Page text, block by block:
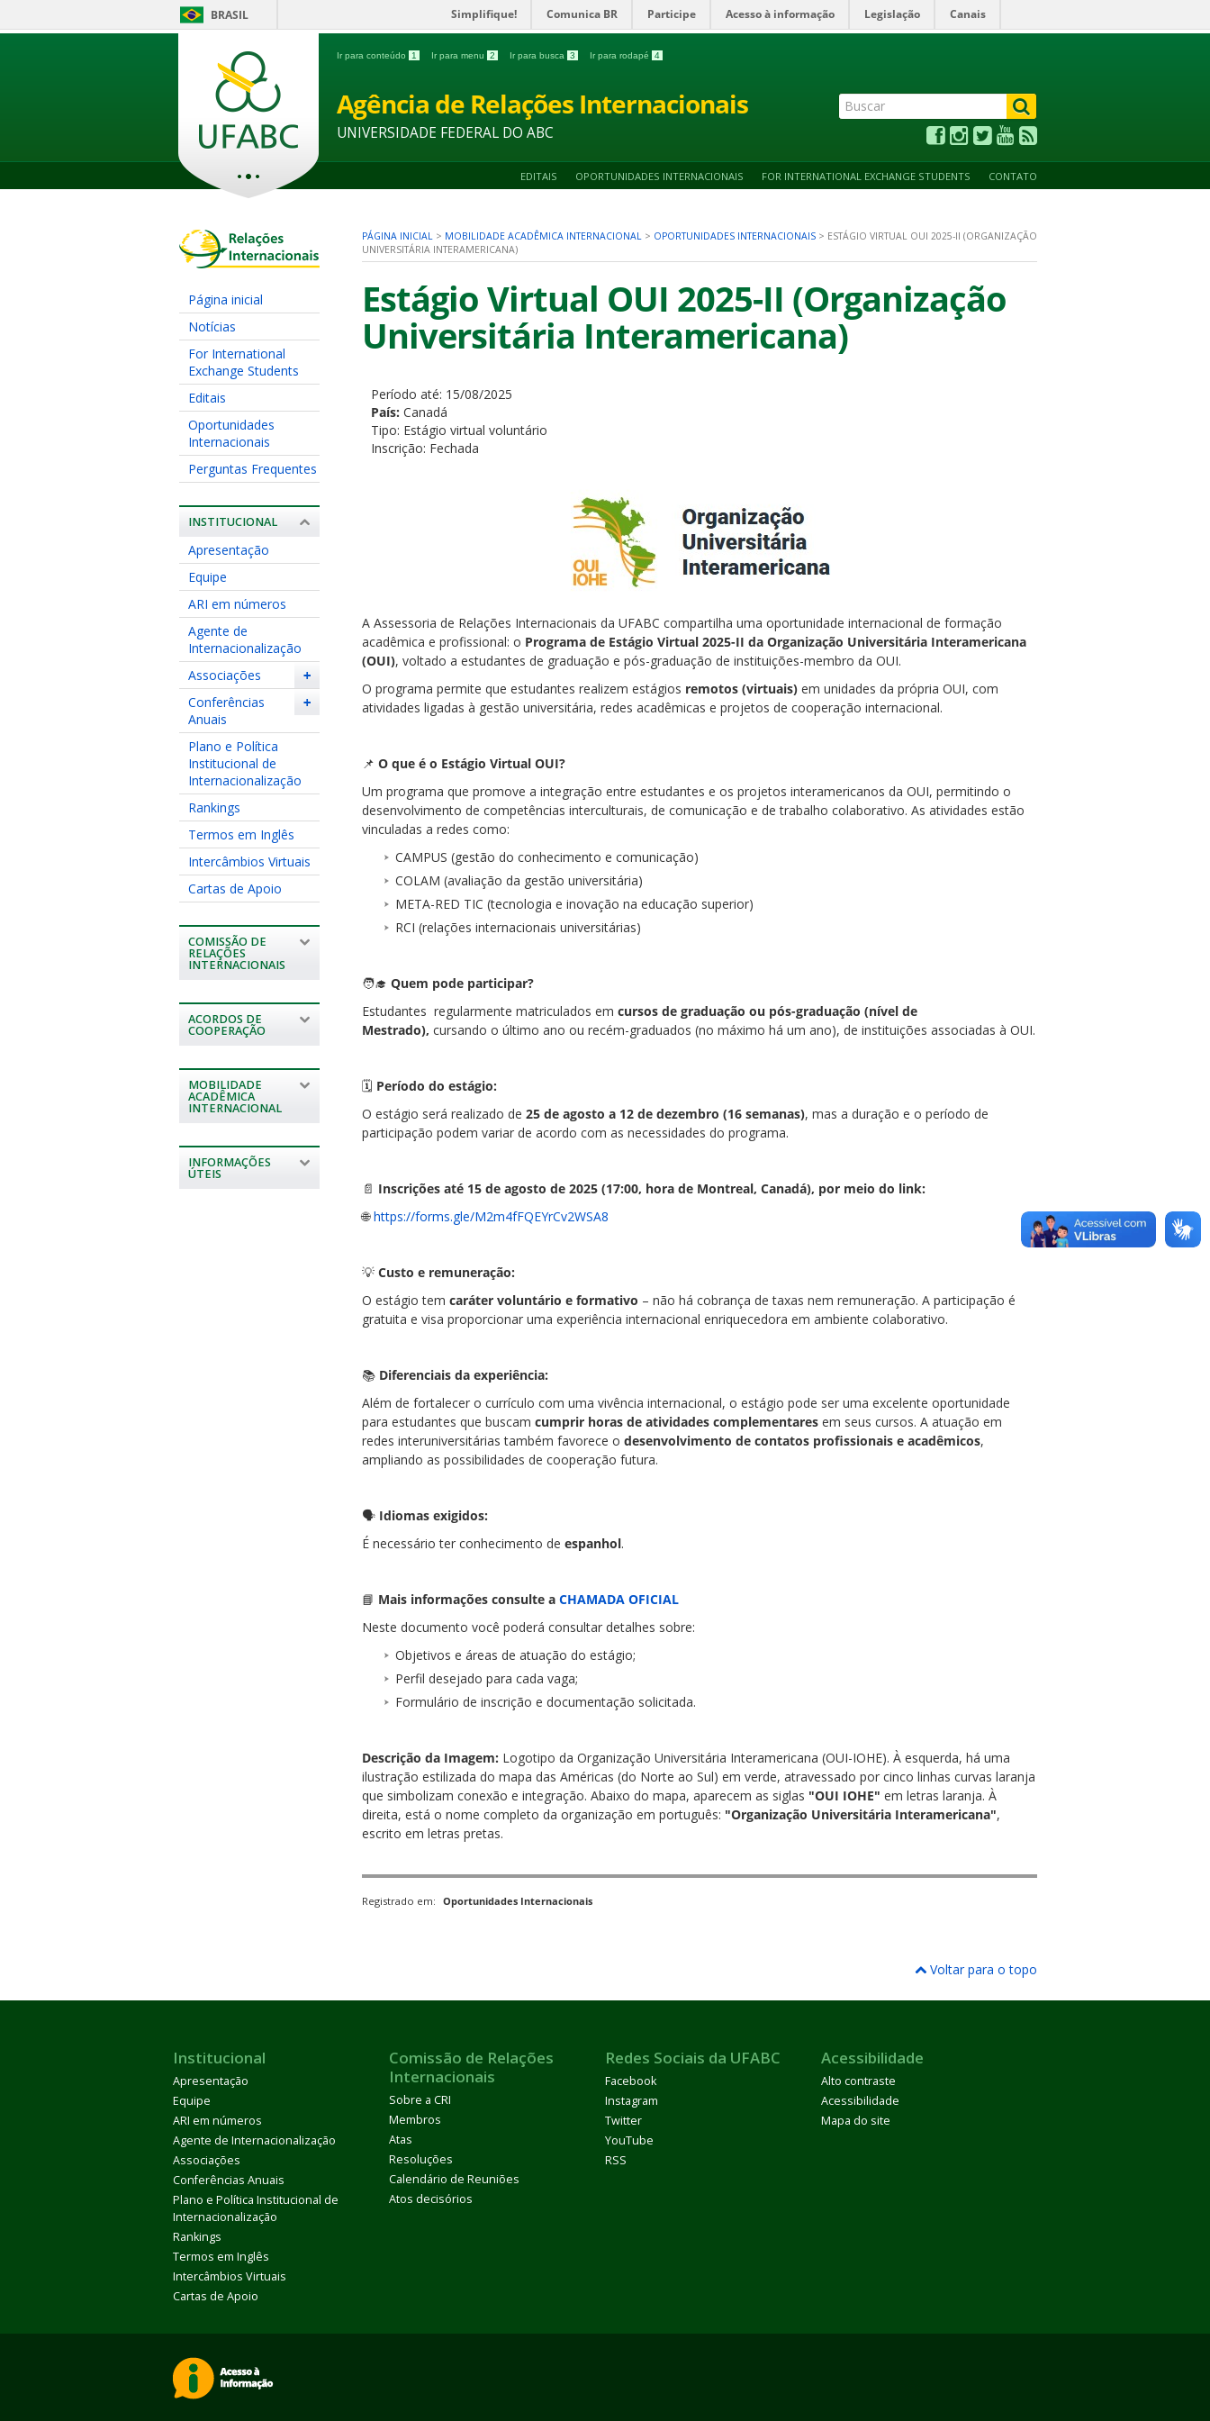
BRASIL Simplifique! Comunica BR Participe Acesso à informação Legislação Canais
Ir para conteúdo 1 Ir para menu 2 Ir para busca 3 Ir para rodapé 4
Agência de Relações Internacionais
UNIVERSIDADE FEDERAL DO ABC
EDITAIS OPORTUNIDADES INTERNACIONAIS FOR INTERNATIONAL EXCHANGE STUDENTS CONTATO
Página inicial
Notícias
For International
Exchange Students
Editais
Oportunidades
Internacionais
Perguntas Frequentes
INSTITUCIONAL
Apresentação
Equipe
ARI em números
Agente de
Internacionalização
+
Associações
+
Conferências
Anuais
Plano e Política
Institucional de
Internacionalização
Rankings
Termos em Inglês
Intercâmbios Virtuais
Cartas de Apoio
COMISSÃO DE
RELAÇÕES
INTERNACIONAIS
ACORDOS DE
COOPERAÇÃO
MOBILIDADE
ACADÊMICA
INTERNACIONAL
INFORMAÇÕES
ÚTEIS
PÁGINA INICIAL > MOBILIDADE ACADÊMICA INTERNACIONAL > OPORTUNIDADES INTERNACIONAIS > ESTÁGIO VIRTUAL OUI 2025-II (ORGANIZAÇÃO
UNIVERSITÁRIA INTERAMERICANA)
Estágio Virtual OUI 2025-II (Organização
Universitária Interamericana)
Período até: 15/08/2025
País: Canadá
Tipo: Estágio virtual voluntário
Inscrição: Fechada
A Assessoria de Relações Internacionais da UFABC compartilha uma oportunidade internacional de formação
acadêmica e profissional: o Programa de Estágio Virtual 2025-II da Organização Universitária Interamericana
(OUI), voltado a estudantes de graduação e pós-graduação de instituições-membro da OUI.
O programa permite que estudantes realizem estágios remotos (virtuais) em unidades da própria OUI, com
atividades ligadas à gestão universitária, redes acadêmicas e projetos de cooperação internacional.
📌 O que é o Estágio Virtual OUI?
Um programa que promove a integração entre estudantes e os projetos interamericanos da OUI, permitindo o
desenvolvimento de competências interculturais, de comunicação e de trabalho colaborativo. As atividades estão
vinculadas a redes como:
CAMPUS (gestão do conhecimento e comunicação)
COLAM (avaliação da gestão universitária)
META-RED TIC (tecnologia e inovação na educação superior)
RCI (relações internacionais universitárias)
🧑‍🎓 Quem pode participar?
Estudantes regularmente matriculados em cursos de graduação ou pós-graduação (nível de
Mestrado), cursando o último ano ou recém-graduados (no máximo há um ano), de instituições associadas à OUI.
🗓 Período do estágio:
O estágio será realizado de 25 de agosto a 12 de dezembro (16 semanas), mas a duração e o período de
participação podem variar de acordo com as necessidades do programa.
📄 Inscrições até 15 de agosto de 2025 (17:00, hora de Montreal, Canadá), por meio do link:
🌐https://forms.gle/M2m4fFQEYrCv2WSA8
💡 Custo e remuneração:
O estágio tem caráter voluntário e formativo – não há cobrança de taxas nem remuneração. A participação é
gratuita e visa proporcionar uma experiência internacional enriquecedora em ambiente colaborativo.
📚 Diferenciais da experiência:
Além de fortalecer o currículo com uma vivência internacional, o estágio pode ser uma excelente oportunidade
para estudantes que buscam cumprir horas de atividades complementares em seus cursos. A atuação em
redes interuniversitárias também favorece o desenvolvimento de contatos profissionais e acadêmicos,
ampliando as possibilidades de cooperação futura.
🗣 Idiomas exigidos:
É necessário ter conhecimento de espanhol.
📘 Mais informações consulte a CHAMADA OFICIAL
Neste documento você poderá consultar detalhes sobre:
Objetivos e áreas de atuação do estágio;
Perfil desejado para cada vaga;
Formulário de inscrição e documentação solicitada.
Descrição da Imagem: Logotipo da Organização Universitária Interamericana (OUI-IOHE). À esquerda, há uma
ilustração estilizada do mapa das Américas (do Norte ao Sul) em verde, atravessado por cinco linhas curvas laranja
que simbolizam conexão e integração. Abaixo do mapa, aparecem as siglas "OUI IOHE" em letras laranja. À
direita, está o nome completo da organização em português: "Organização Universitária Interamericana",
escrito em letras pretas.
Registrado em: Oportunidades Internacionais
Voltar para o topo
Institucional
Apresentação
Equipe
ARI em números
Agente de Internacionalização
Associações
Conferências Anuais
Plano e Política Institucional de
Internacionalização
Rankings
Termos em Inglês
Intercâmbios Virtuais
Cartas de Apoio
Comissão de Relações
Internacionais
Sobre a CRI
Membros
Atas
Resoluções
Calendário de Reuniões
Atos decisórios
Redes Sociais da UFABC
Facebook
Instagram
Twitter
YouTube
RSS
Acessibilidade
Alto contraste
Acessibilidade
Mapa do site